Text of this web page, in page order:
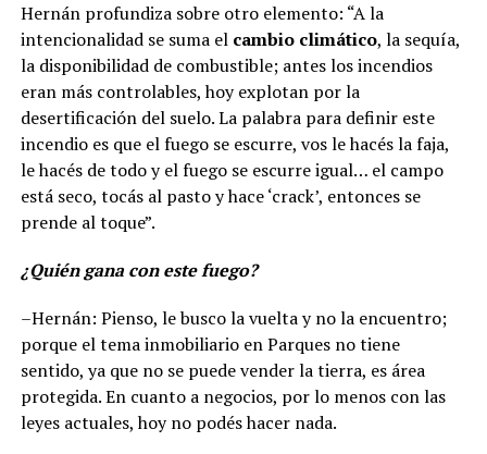
Hernán profundiza sobre otro elemento: “A la
intencionalidad se suma el cambio climático, la sequía,
la disponibilidad de combustible; antes los incendios
eran más controlables, hoy explotan por la
desertificación del suelo. La palabra para definir este
incendio es que el fuego se escurre, vos le hacés la faja,
le hacés de todo y el fuego se escurre igual… el campo
está seco, tocás al pasto y hace ‘crack’, entonces se
prende al toque”.
¿Quién gana con este fuego?
–Hernán: Pienso, le busco la vuelta y no la encuentro;
porque el tema inmobiliario en Parques no tiene
sentido, ya que no se puede vender la tierra, es área
protegida. En cuanto a negocios, por lo menos con las
leyes actuales, hoy no podés hacer nada.